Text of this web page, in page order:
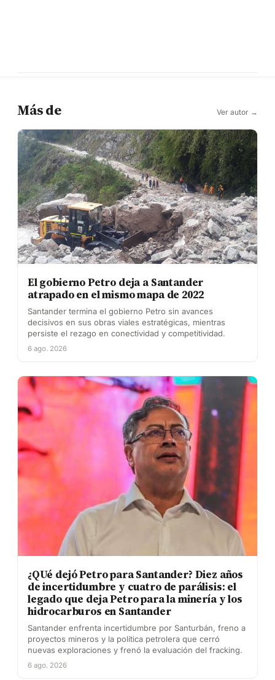
Más de Ver autor →
El gobierno Petro deja a Santander
atrapado en el mismo mapa de 2022
Santander termina el gobierno Petro sin avances
decisivos en sus obras viales estratégicas, mientras
persiste el rezago en conectividad y competitividad.
6 ago. 2026
¿QUé dejó Petro para Santander? Diez años
de incertidumbre y cuatro de parálisis: el
legado que deja Petro para la minería y los
hidrocarburos en Santander
Santander enfrenta incertidumbre por Santurbán, freno a
proyectos mineros y la política petrolera que cerró
nuevas exploraciones y frenó la evaluación del fracking.
6 ago. 2026